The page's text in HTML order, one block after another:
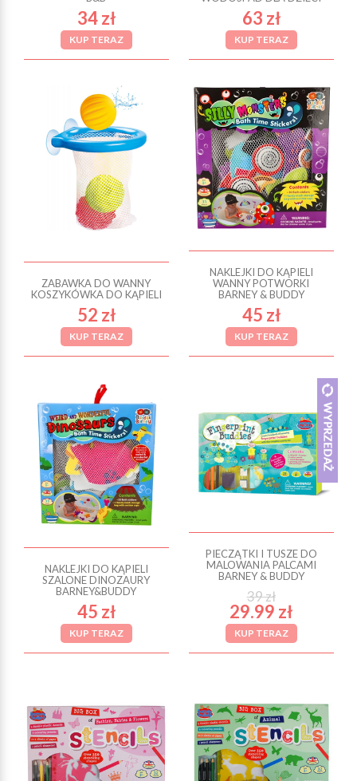
34 zł
KUP TERAZ
63 zł
KUP TERAZ
ZABAWKA DO WANNY
KOSZYKÓWKA DO KĄPIELI
52 zł
KUP TERAZ
NAKLEJKI DO KĄPIELI
WANNY POTWORKI
BARNEY & BUDDY
45 zł
KUP TERAZ
NAKLEJKI DO KĄPIELI
SZALONE DINOZAURY
BARNEY&BUDDY
45 zł
KUP TERAZ
PIECZĄTKI I TUSZE DO
MALOWANIA PALCAMI
BARNEY & BUDDY
39 zł
29.99 zł
KUP TERAZ